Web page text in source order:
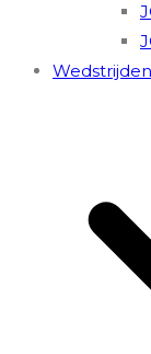
Wedstrijden